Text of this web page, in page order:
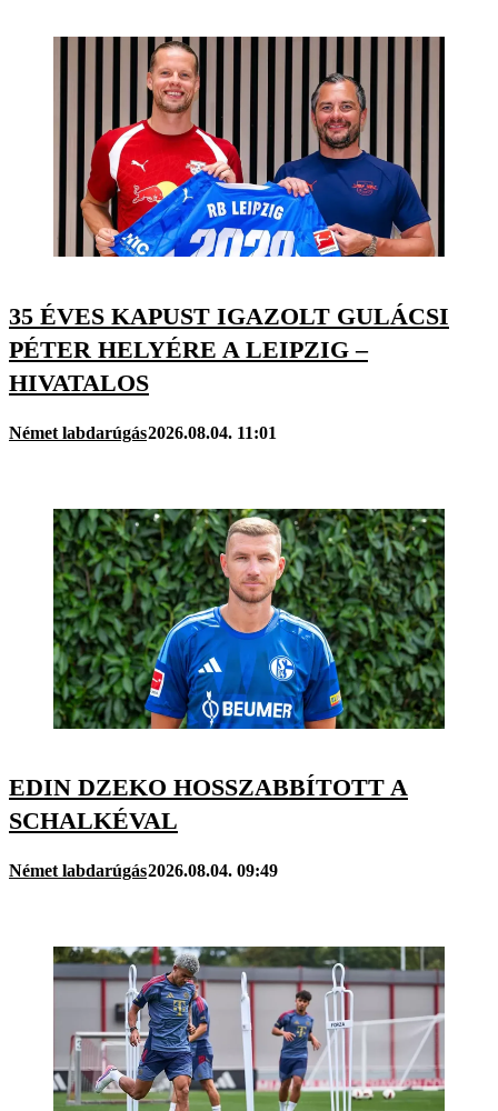
35 ÉVES KAPUST IGAZOLT GULÁCSI
PÉTER HELYÉRE A LEIPZIG –
HIVATALOS
Német labdarúgás2026.08.04. 11:01
EDIN DZEKO HOSSZABBÍTOTT A
SCHALKÉVAL
Német labdarúgás2026.08.04. 09:49